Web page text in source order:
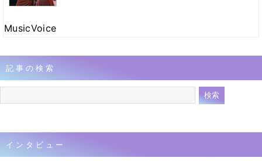
MusicVoice
記事の検索
インタビュー